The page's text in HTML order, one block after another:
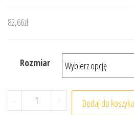
82,66zł
Rozmiar
- ilość Koszulka Nike Dri-Fit
+ Dodaj do koszyka